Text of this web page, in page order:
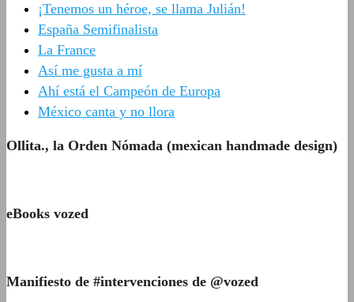
¡Tenemos un héroe, se llama Julián!
España Semifinalista
La France
Así me gusta a mí
Ahí está el Campeón de Europa
México canta y no llora
Ollita., la Orden Nómada (mexican handmade design)
eBooks vozed
Manifiesto de #intervenciones de @vozed